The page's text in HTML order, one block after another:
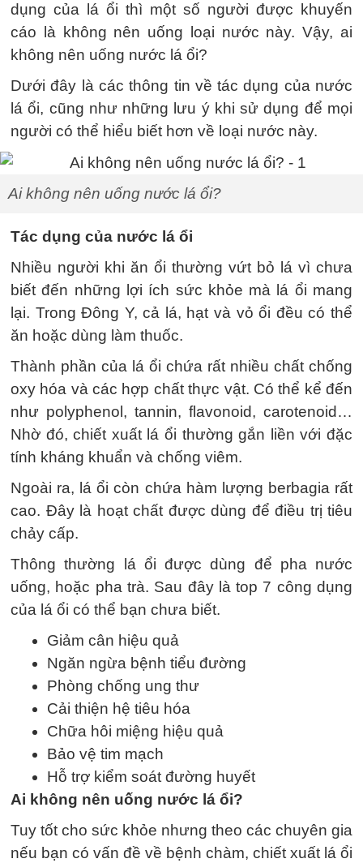
dụng của lá ổi thì một số người được khuyến
cáo là không nên uống loại nước này. Vậy, ai
không nên uống nước lá ổi?
Dưới đây là các thông tin về tác dụng của nước
lá ổi, cũng như những lưu ý khi sử dụng để mọi
người có thể hiểu biết hơn về loại nước này.
Ai không nên uống nước lá ổi?
Tác dụng của nước lá ổi
Nhiều người khi ăn ổi thường vứt bỏ lá vì chưa
biết đến những lợi ích sức khỏe mà lá ổi mang
lại. Trong Đông Y, cả lá, hạt và vỏ ổi đều có thể
ăn hoặc dùng làm thuốc.
Thành phần của lá ổi chứa rất nhiều chất chống
oxy hóa và các hợp chất thực vật. Có thể kể đến
như polyphenol, tannin, flavonoid, carotenoid…
Nhờ đó, chiết xuất lá ổi thường gắn liền với đặc
tính kháng khuẩn và chống viêm.
Ngoài ra, lá ổi còn chứa hàm lượng berbagia rất
cao. Đây là hoạt chất được dùng để điều trị tiêu
chảy cấp.
Thông thường lá ổi được dùng để pha nước
uống, hoặc pha trà. Sau đây là top 7 công dụng
của lá ổi có thể bạn chưa biết.
Giảm cân hiệu quả
Ngăn ngừa bệnh tiểu đường
Phòng chống ung thư
Cải thiện hệ tiêu hóa
Chữa hôi miệng hiệu quả
Bảo vệ tim mạch
Hỗ trợ kiểm soát đường huyết
Ai không nên uống nước lá ổi?
Tuy tốt cho sức khỏe nhưng theo các chuyên gia
nếu bạn có vấn đề về bệnh chàm, chiết xuất lá ổi